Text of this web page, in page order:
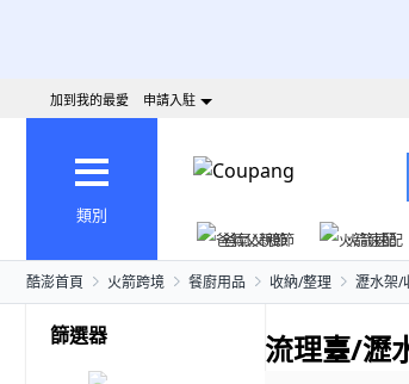
加到我的最愛 申請入駐
類別
爸氣父親節
火箭速配
酷澎首頁 火箭跨境 餐廚用品 收納/整理 瀝水架/
篩選器 流理臺/瀝